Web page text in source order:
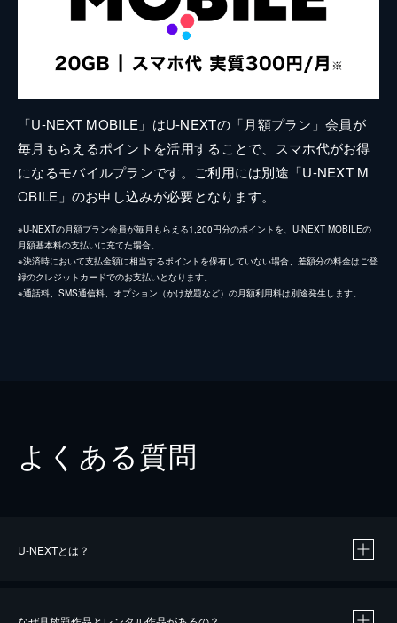
「U-NEXT MOBILE」はU-NEXTの「月額プラン」会員が
毎月もらえるポイントを活用することで、スマホ代がお得
になるモバイルプランです。ご利用には別途「U-NEXT M
OBILE」のお申し込みが必要となります。
※U-NEXTの月額プラン会員が毎月もらえる1,200円分のポイントを、U-NEXT MOBILEの
月額基本料の支払いに充てた場合。
※決済時において支払金額に相当するポイントを保有していない場合、差額分の料金はご登
録のクレジットカードでのお支払いとなります。
※通話料、SMS通信料、オプション（かけ放題など）の月額利用料は別途発生します。
よくある質問
U-NEXTとは？